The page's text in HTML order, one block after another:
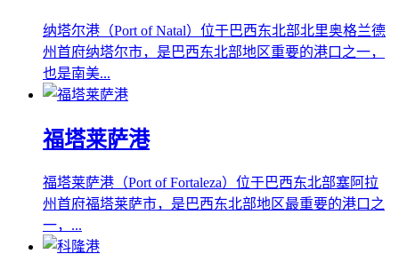
纳塔尔港（Port of Natal）位于巴西东北部北里奥格兰德
州首府纳塔尔市，是巴西东北部地区重要的港口之一，
也是南美...
福塔莱萨港
福塔莱萨港（Port of Fortaleza）位于巴西东北部塞阿拉
州首府福塔莱萨市，是巴西东北部地区最重要的港口之
一，...